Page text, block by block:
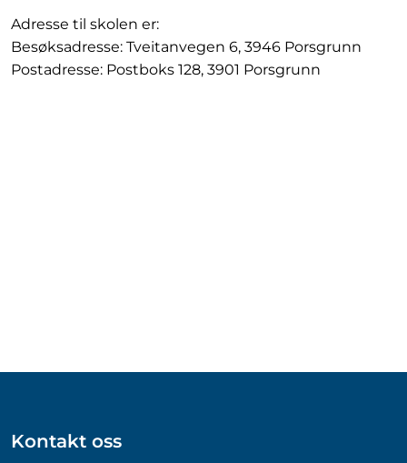
Adresse til skolen er:
Besøksadresse: Tveitanvegen 6, 3946 Porsgrunn
Postadresse: Postboks 128, 3901 Porsgrunn
Kontakt oss